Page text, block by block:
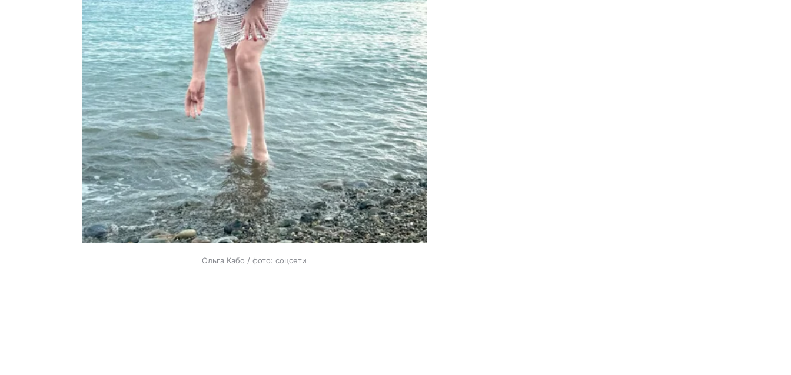
Ольга Кабо / фото: соцсети